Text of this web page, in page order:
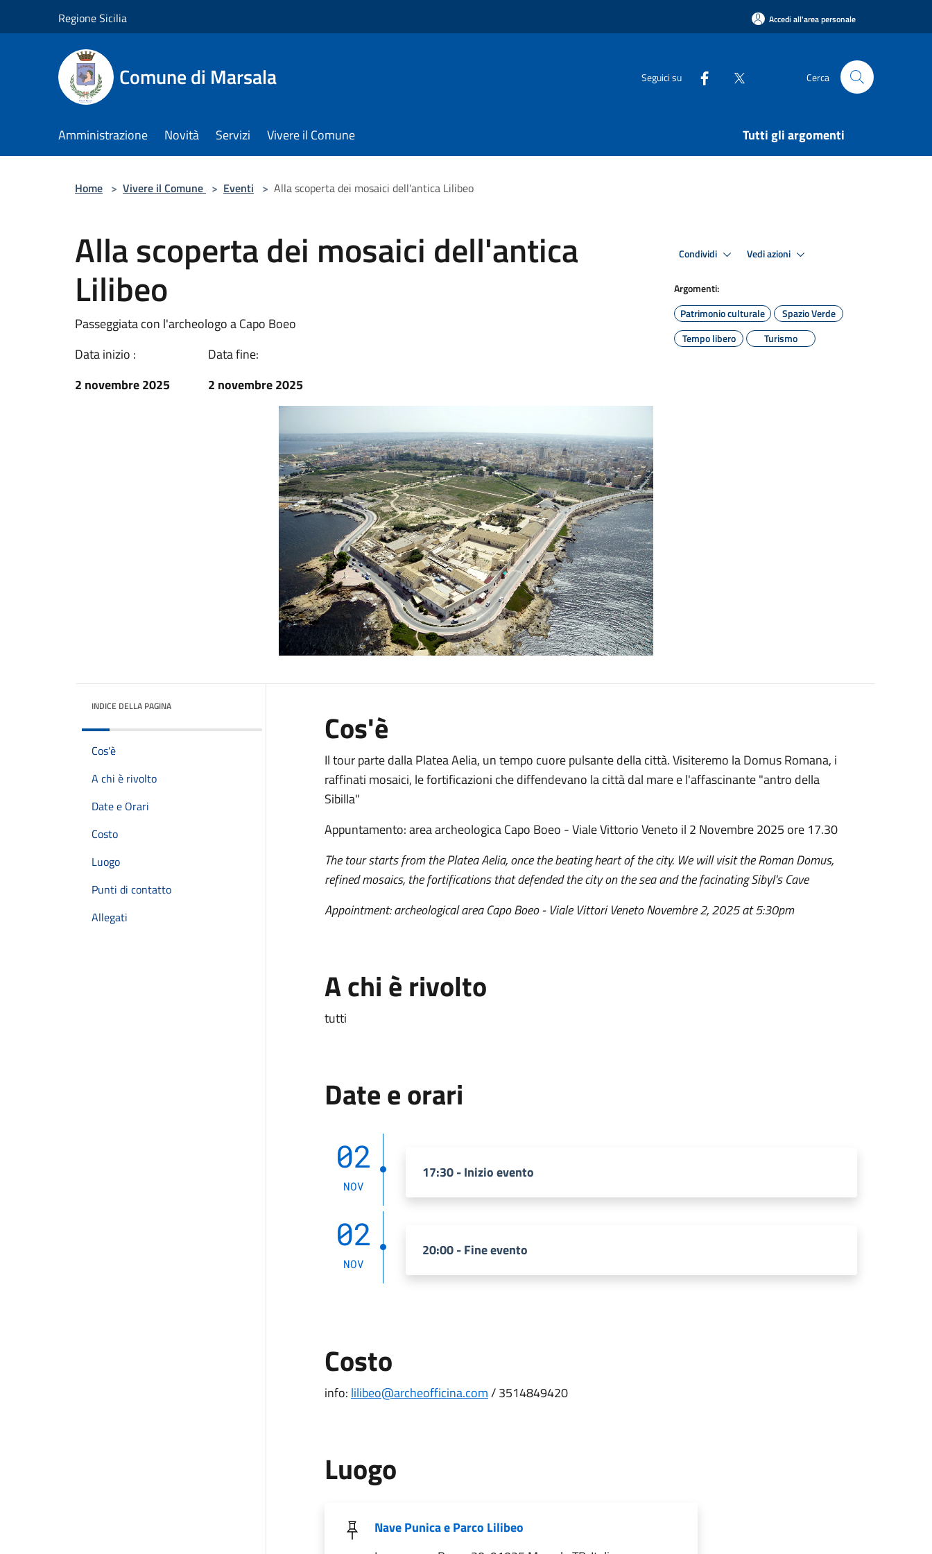
Regione Sicilia Accedi all'area personale
Comune di Marsala Seguici su Cerca
Amministrazione Novità Servizi Vivere il Comune Tutti gli argomenti
Home > Vivere il Comune > Eventi > Alla scoperta dei mosaici dell'antica Lilibeo
Alla scoperta dei mosaici dell'antica
Lilibeo
Passeggiata con l'archeologo a Capo Boeo
Data inizio :
2 novembre 2025
Data fine:
2 novembre 2025
Condividi Vedi azioni
Argomenti:
Patrimonio culturale
Spazio Verde
Tempo libero
Turismo
INDICE DELLA PAGINA
Cos'è
A chi è rivolto
Date e Orari
Costo
Luogo
Punti di contatto
Allegati
Cos'è
Il tour parte dalla Platea Aelia, un tempo cuore pulsante della città. Visiteremo la Domus Romana, i
raffinati mosaici, le fortificazioni che diffendevano la città dal mare e l'affascinante "antro della
Sibilla"
Appuntamento: area archeologica Capo Boeo - Viale Vittorio Veneto il 2 Novembre 2025 ore 17.30
The tour starts from the Platea Aelia, once the beating heart of the city. We will visit the Roman Domus,
refined mosaics, the fortifications that defended the city on the sea and the facinating Sibyl's Cave
Appointment: archeological area Capo Boeo - Viale Vittori Veneto Novembre 2, 2025 at 5:30pm
A chi è rivolto
tutti
Date e orari
02
NOV
17:30 - Inizio evento
02
NOV
20:00 - Fine evento
Costo
info: lilibeo@archeofficina.com/ 3514849420
Luogo
Nave Punica e Parco Lilibeo